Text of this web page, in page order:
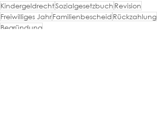
KindergeldrechtSozialgesetzbuch Revision
Freiwilliges JahrFamilienbescheid Rückzahlung
Begründung